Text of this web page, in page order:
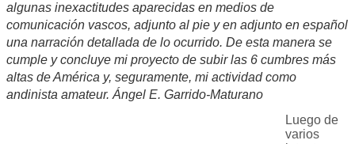
algunas inexactitudes aparecidas en medios de
comunicación vascos, adjunto al pie y en adjunto en español
una narración detallada de lo ocurrido. De esta manera se
cumple y concluye mi proyecto de subir las 6 cumbres más
altas de América y, seguramente, mi actividad como
andinista amateur. Ángel E. Garrido-Maturano
Luego de
varios